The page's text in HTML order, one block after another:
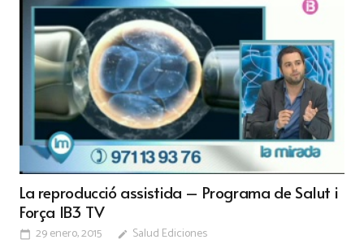
La reproducció assistida – Programa de Salut i
Força IB3 TV
calendar_today 29 enero, 2015 edit Salud Ediciones